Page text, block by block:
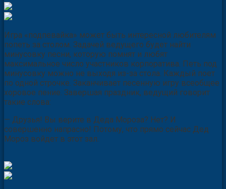
Игра «подпевайка» может быть интересной любителям
попеть за столом. Задачей ведущего будет найти
минусовку песни, которую помнят и любят
максимальное число участников корпоратива. Петь под
минусовку можно не выходя из-за стола. Каждый поет
по одной строчке. Заканчивает песенную игру всеобщее
хоровое пение. Завершая праздник, ведущий говорит
такие слова:
— Друзья! Вы верите в Деда Мороза? Нет? И
совершенно напрасно! Потому, что прямо сейчас Дед
Мороз войдет в этот зал.